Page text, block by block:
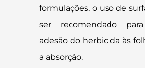
formulações, o uso de
ser recomendado
adesão do herbicida às
a absorção.